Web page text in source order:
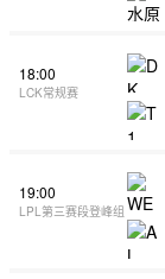
18:00
LCK常规赛
19:00
LPL第三赛段登峰组